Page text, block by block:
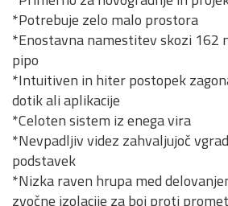
*Potrebuje zelo malo prostora
*Enostavna namestitev skozi 162
pipo
*Intuitiven in hiter postopek
dotik ali aplikacije
*Celoten sistem iz enega vira
*Nevpadljiv videz zahvaljujoč
podstavek
*Nizka raven hrupa med
zvočne izolacije za boj proti